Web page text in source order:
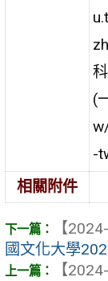
(
-
相關附件
【
國文化大學
【